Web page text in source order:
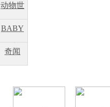
因
动物世
BABY
秀
奇闻